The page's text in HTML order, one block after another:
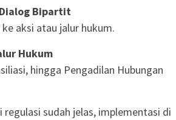
Bipartit
aksi atau jalur hukum.
Hukum
hingga Pengadilan Hubungan
regulasi sudah jelas, implementasi di